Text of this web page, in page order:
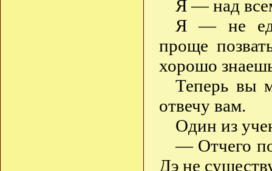
Я — над
Я — не
проще
хорошо
Теперь вы
отвечу вам.
Один из
— Отчего
Дэ не